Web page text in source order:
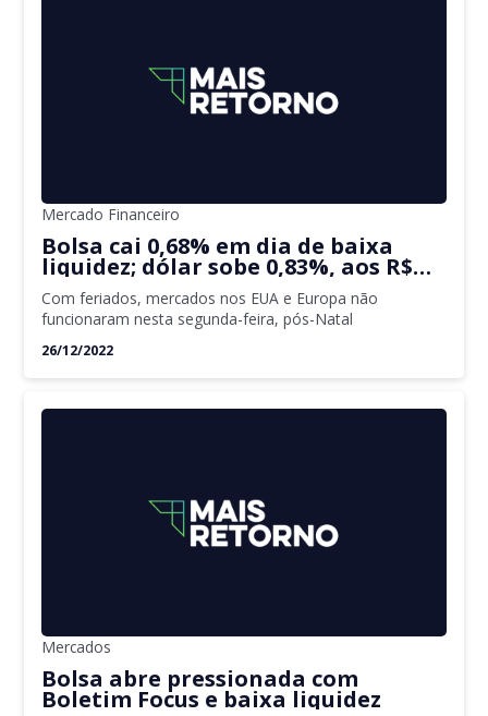
Mercado Financeiro
Bolsa cai 0,68% em dia de baixa
liquidez; dólar sobe 0,83%, aos R$
5,21
Com feriados, mercados nos EUA e Europa não
funcionaram nesta segunda-feira, pós-Natal
26/12/2022
Mercados
Bolsa abre pressionada com
Boletim Focus e baixa liquidez